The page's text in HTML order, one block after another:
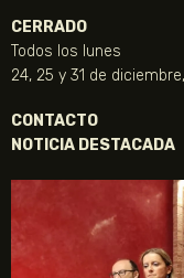
CERRADO
Todos los lunes
24, 25 y 31 de
CONTACTO
NOTICIA DESTACADA